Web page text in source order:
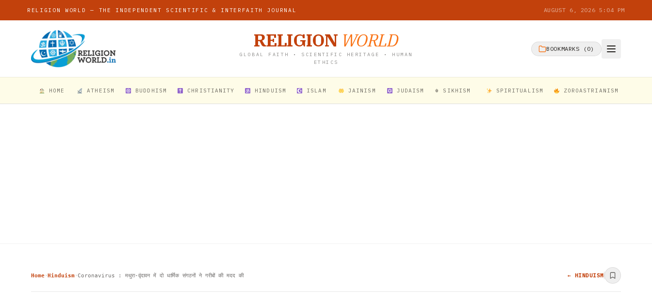
RELIGION WORLD — THE INDEPENDENT SCIENTIFIC & INTERFAITH JOURNAL AUGUST 6, 2026 5:04 PM
RELIGION WORLD
GLOBAL FAITH • SCIENTIFIC HERITAGE • HUMAN
ETHICS
BOOKMARKS ( 0)
HOME ATHEISM BUDDHISM CHRISTIANITY HINDUISM ISLAM JAINISM JUDAISM ☬ SIKHISM SPIRITUALISM ZOROASTRIANISM
Home›Hinduism›Coronavirus : मथुरा-वृंदावन में दो धार्मिक संगठनों ने गरीबों की मदद की ← HINDUISM